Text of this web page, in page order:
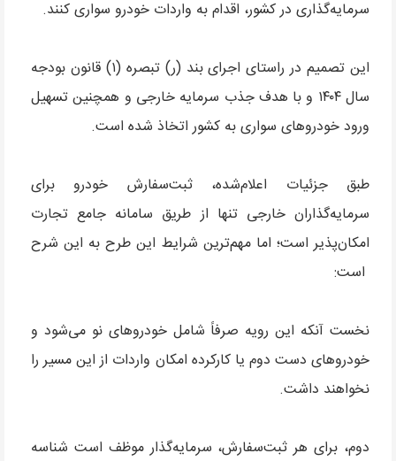
سرمایه‌گذاری در کشور، اقدام به واردات خودرو سواری کنند.
این تصمیم در راستای اجرای بند (ر) تبصره (۱) قانون بودجه
سال ۱۴۰۴ و با هدف جذب سرمایه خارجی و همچنین تسهیل
ورود خودروهای سواری به کشور اتخاذ شده است.
طبق جزئیات اعلام‌شده، ثبت‌سفارش خودرو برای
سرمایه‌گذاران خارجی تنها از طریق سامانه جامع تجارت
امکان‌پذیر است؛ اما مهم‌ترین شرایط این طرح به این شرح
است:
نخست آنکه این رویه صرفاً شامل خودروهای نو می‌شود و
خودروهای دست دوم یا کارکرده امکان واردات از این مسیر را
نخواهند داشت.
دوم، برای هر ثبت‌سفارش، سرمایه‌گذار موظف است شناسه